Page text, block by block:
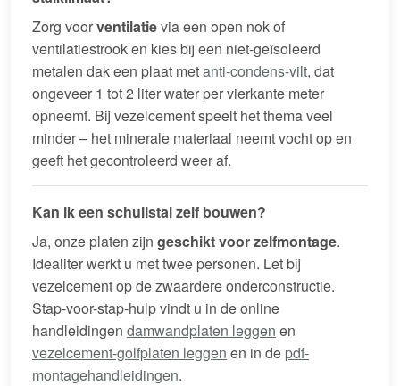
Zorg voorventilatievia een open nok of
ventilatiestrook en kies bij een niet-geïsoleerd
metalen dak een plaat metanti-condens-vilt, dat
ongeveer 1 tot 2 liter water per vierkante meter
opneemt. Bij vezelcement speelt het thema veel
minder – het minerale materiaal neemt vocht op en
geeft het gecontroleerd weer af.
Kan ik een schuilstal zelf bouwen?
Ja, onze platen zijn geschikt voor zelfmontage.
Idealiter werkt u met twee personen. Let bij
vezelcement op de zwaardere onderconstructie.
Stap-voor-stap-hulp vindt u in de online
handleidingen damwandplaten leggen en
vezelcement-golfplaten leggen en in de pdf-
montagehandleidingen.